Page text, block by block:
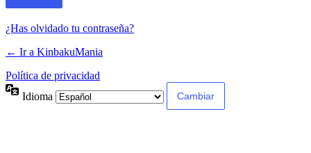
¿Has olvidado tu contraseña?
← Ir a KinbakuMania
Política de privacidad
Idioma